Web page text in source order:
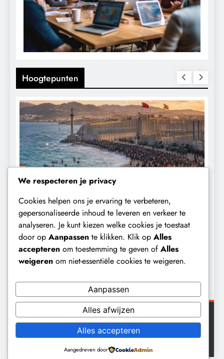
Hoogtepunten
CONTROLE GEOPOLITIEK
De Realiteit aan de Grens van Ceuta:
Boots on the Ground.
1 week geleden
Digital Newspaper - Veelzijdig nieuws WordPress
thema 2026. Powered ByBlazeThemes.
We respecteren je privacy
Cookies helpen ons je ervaring te verbeteren,
gepersonaliseerde inhoud te leveren en verkeer te
analyseren. Je kunt kiezen welke cookies je toestaat
door op Aanpassen te klikken. Klik op Alles
accepteren om toestemming te geven of Alles
weigeren om niet-essentiële cookies te weigeren.
Aanpassen
Alles afwijzen
Alles accepteren
Aangedreven door